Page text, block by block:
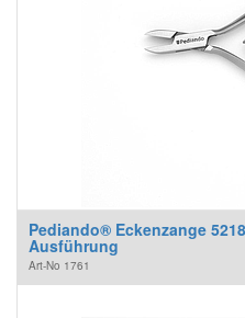
Pediando® Eckenzange
Ausführung
Art-No 1761